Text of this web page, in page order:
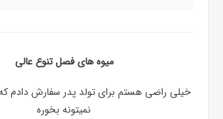
میوه های فصل تنوع عالی
خیلی راضی هستم برای تولد پدر سفارش دادم
نمیتونه بخوره